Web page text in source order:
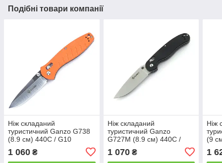
Подібні товари компанії
Ніж складаний
туристичний Ganzo G738
(8.9 см) 440C / G10
1 060 ₴
Ніж складаний
туристичний Ganzo
G727M (8.9 см) 440С /
1 070₴
Ніж
(9
1